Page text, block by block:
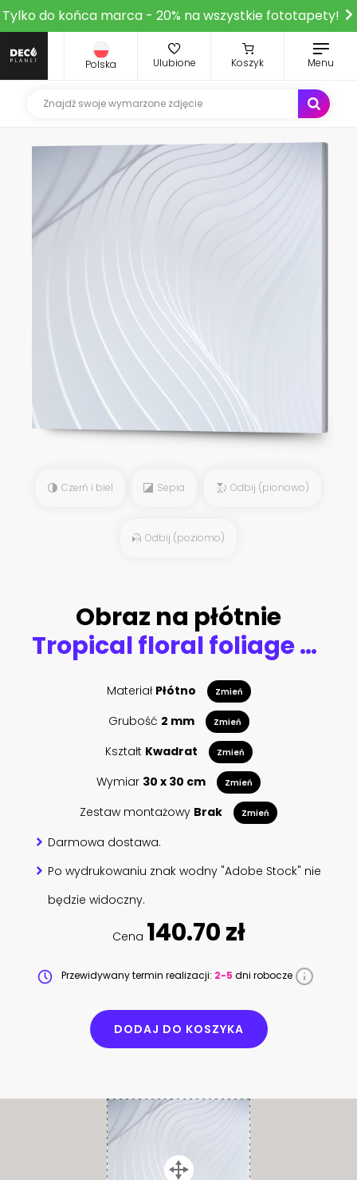
Tylko do końca marca - 20% na wszystkie fototapety!
Polska Ulubione Koszyk Menu
Czerń i biel Sepia Odbij (pionowo)
Odbij (poziomo)
Obraz na płótnie
Tropical floral foliage palm leaves, hibiscus flower seamless pattern beige background. Exotic jungle wallpaper.
Materiał Płótno Zmień
Grubość 2 mm Zmień
Kształt Kwadrat Zmień
Wymiar 30 x 30 cm Zmień
Zestaw montażowy Brak Zmień
Darmowa dostawa.
Po wydrukowaniu znak wodny "Adobe Stock" nie
będzie widoczny.
Cena 140.70 zł
Przewidywany termin realizacji: 2-5 dni robocze
DODAJ DO KOSZYKA